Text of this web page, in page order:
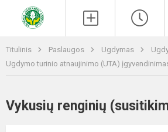
Titulinis Paslaugos Ugdymas
Ugdymo turinio atnaujinimo (UTA)
Vykusių renginių